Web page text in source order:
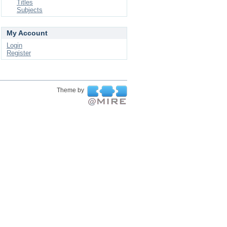
Titles
Subjects
My Account
Login
Register
Theme by